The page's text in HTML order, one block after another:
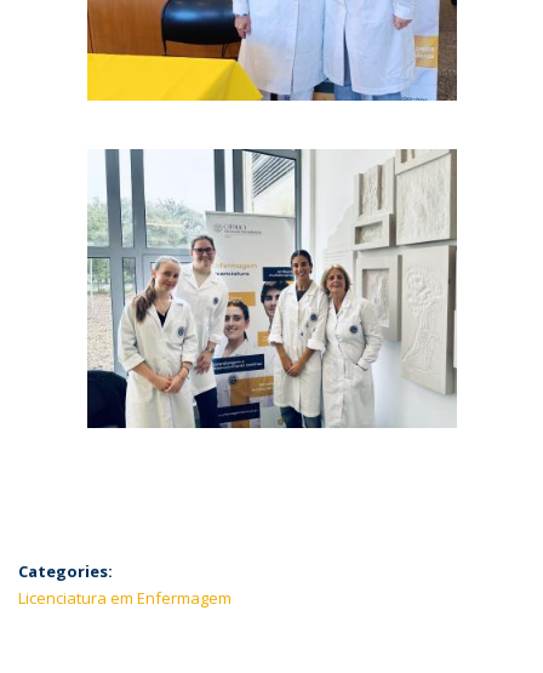
Categories:
Licenciatura em Enfermagem